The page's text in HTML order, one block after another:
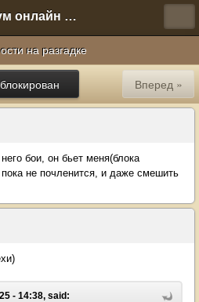
Форум онлайн игры "Новая Эра" (Нюра Биз)
на разгадке
Вперед »
бои, он бьет меня(блока
не почленится, и даже смешить
- 14:38, said: